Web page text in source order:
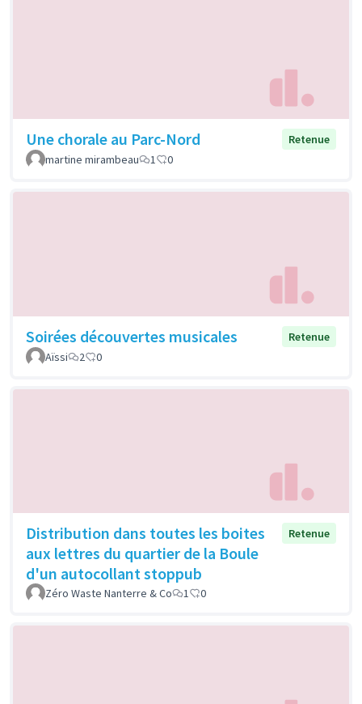
Une chorale au Parc-Nord
Retenue
martine mirambeau
1 0
Soirées découvertes musicales
Retenue
Aïssi
2 0
Distribution dans toutes les boites
aux lettres du quartier de la Boule
d'un autocollant stoppub
Retenue
Zéro Waste Nanterre & Co 1 0